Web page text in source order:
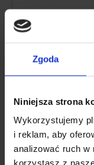
Zgoda
Niniejsza strona
Wykorzystujemy
i reklam, aby
analizować ruch w
korzystasz z
Plusy i minusy
PYSZNE ŻELKI
MyVita